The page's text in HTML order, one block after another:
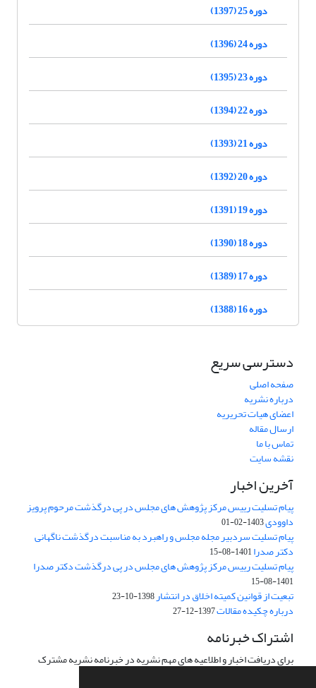
دوره 25 (1397)
دوره 24 (1396)
دوره 23 (1395)
دوره 22 (1394)
دوره 21 (1393)
دوره 20 (1392)
دوره 19 (1391)
دوره 18 (1390)
دوره 17 (1389)
دوره 16 (1388)
دسترسی سریع
صفحه اصلی
درباره نشریه
اعضای هیات تحریریه
ارسال مقاله
تماس با ما
نقشه سایت
آخرین اخبار
پیام تسلیت رییس مرکز پژوهش های مجلس در پی درگذشت مرحوم پرویز
داوودی1403-02-01
پیام تسلیت سردبیر مجله مجلس و راهبرد به مناسبت درگذشت ناگهانی
دکتر صدرا1401-08-15
پیام تسلیت رییس مرکز پژوهش های مجلس در پی درگذشت دکتر صدرا
1401-08-15
تبعیت از قوانین کمیته اخلاق در انتشار1398-10-23
درباره چکیده مقالات1397-12-27
اشتراک خبرنامه
برای دریافت اخبار و اطلاعیه های مهم نشریه در خبرنامه نشریه مشترک